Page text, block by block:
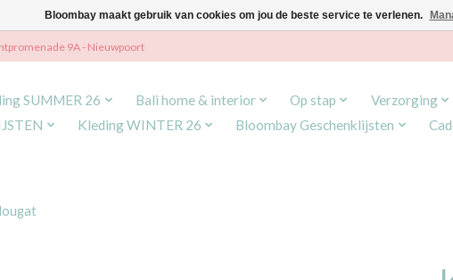
9A - Nieuwpoort
SUMMER 26 Bali home & interior Op stap Verzorging
Kleding WINTER 26 Bloombay Geschenklijsten
Bloombay maakt gebruik van cookies om jou de beste service te verlenen.